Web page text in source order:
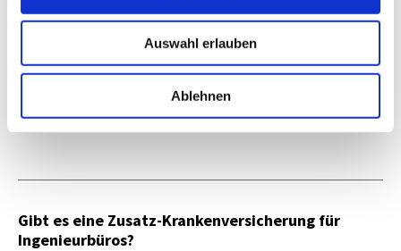
Auswahl erlauben
Ablehnen
Gibt es eine Zusatz-Krankenversicherung für
Ingenieurbüros?